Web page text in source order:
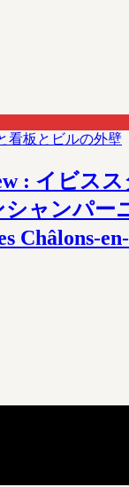
: イビス
ャンパー
Châlons-